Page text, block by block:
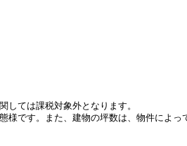
しては課税対象外となります。
です。また、建物の坪数は、物件によっ